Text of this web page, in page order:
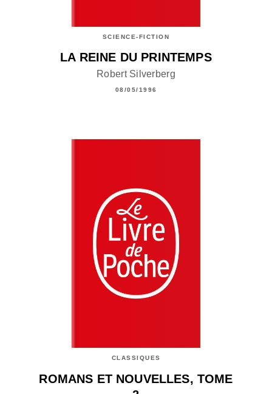
SCIENCE-FICTION
LA REINE DU PRINTEMPS
Robert Silverberg
08/05/1996
CLASSIQUES
ROMANS ET NOUVELLES, TOME